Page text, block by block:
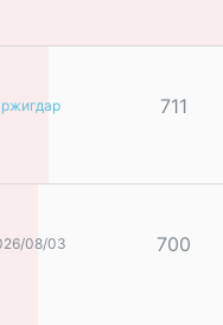
711
08/03 700